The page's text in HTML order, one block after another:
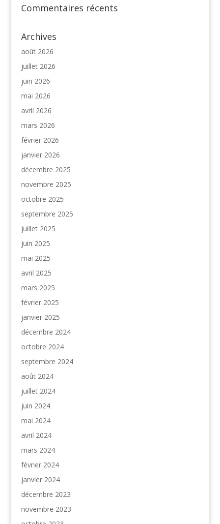
Commentaires récents
Archives
août 2026
juillet 2026
juin 2026
mai 2026
avril 2026
mars 2026
février 2026
janvier 2026
décembre 2025
novembre 2025
octobre 2025
septembre 2025
juillet 2025
juin 2025
mai 2025
avril 2025
mars 2025
février 2025
janvier 2025
décembre 2024
octobre 2024
septembre 2024
août 2024
juillet 2024
juin 2024
mai 2024
avril 2024
mars 2024
février 2024
janvier 2024
décembre 2023
novembre 2023